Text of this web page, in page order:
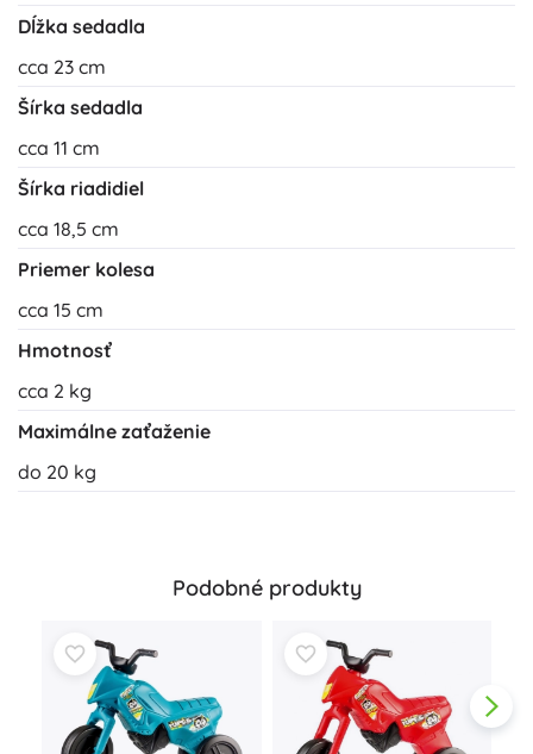
Dĺžka sedadla
cca 23 cm
Šírka sedadla
cca 11 cm
Šírka riadidiel
cca 18,5 cm
Priemer kolesa
cca 15 cm
Hmotnosť
cca 2 kg
Maximálne zaťaženie
do 20 kg
Podobné produkty